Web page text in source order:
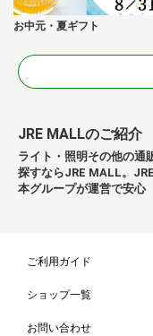
お中元・夏ギフト
JRE MALLのご紹介
ライト・照明その他の通
探すならJRE MALL。
本グループが運営で安心
ご利用ガイド
ショップ一覧
お問い合わせ